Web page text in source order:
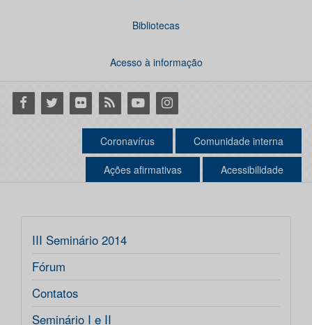
Bibliotecas
Acesso à informação
Facebook
Twitter Flickr RSS YoutubeInstagram
Coronavírus Comunidade interna
Ações afirmativas Acessibilidade
III Seminário 2014
Fórum
Contatos
Seminário I e II